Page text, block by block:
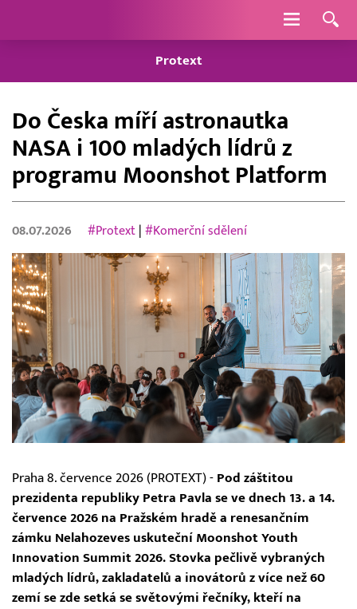
Navigace
Protext
Do Česka míří astronautka
NASA i 100 mladých lídrů z
programu Moonshot Platform
08.07.2026 #Protext |#Komerční sdělení
Praha 8. července 2026 (PROTEXT) - Pod záštitou
prezidenta republiky Petra Pavla se ve dnech 13. a 14.
července 2026 na Pražském hradě a renesančním
zámku Nelahozeves uskuteční Moonshot Youth
Innovation Summit 2026. Stovka pečlivě vybraných
mladých lídrů, zakladatelů a inovátorů z více než 60
zemí se zde setká se světovými řečníky, kteří na